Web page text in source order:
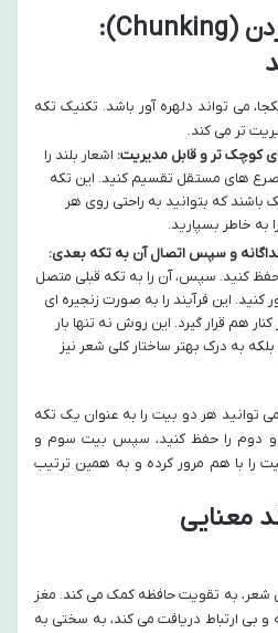
تکنیک تکه تکه کردن (Chunking):
می تواند دلهره آور باشد. تکنیک تکه
تر می کند.
تر و قابل مدیریت: اشعار بلند را
های مستقل تقسیم کنید. این تکه
باشند که بتوانید به راحتی روی هر
به خاطر بسپارید.
و سپس اتصال آن به تکه بعدی:
حفظ کنید. سپس، آن را به تکه قبلی متصل
کنید. این فرآیند را به صورت زنجیره ای
هم قرار گیرد. این روش نه تنها بار
به درک بهتر ساختار کلی شعر نیز
توانید هر دو بیت را به عنوان یک تکه
و دوم را حفظ کنید، سپس بیت سوم و
را با هم مرور کرده و به همین ترتیب
معنایی
شعر، به تقویت حافظه کمک می کند. مغز
و بی ارتباط دریافت می کند، به سختی به